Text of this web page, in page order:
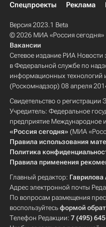
Спецпроекты
Реклама
Версия 2023.1 Beta
© 2026 МИА «Россия сегодня»
Вакансии
Сетевое издание РИА Новости
в Федеральной службе по
информационных технологий
(Роскомнадзор) 08 апреля
Свидетельство о
Учредитель: Федеральное
предприятие Международное
«Россия сегодня» (МИА
Правила использования
Политика
Правила применения
Главный редактор: Гаврилова
Адрес электронной почты
По вопросам размещения
воспользуйтесьформой
Телефон Редакции: 7 (495)